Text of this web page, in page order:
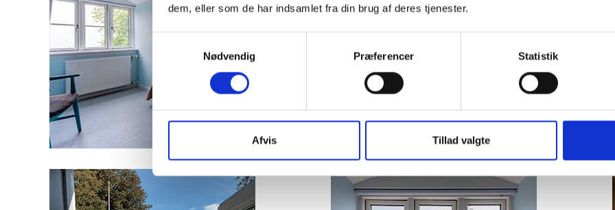
dem, eller som de har indsamlet fra din brug af deres tjenester.
Nødvendig
Præferencer Statistik
Afvis Tillad valgte